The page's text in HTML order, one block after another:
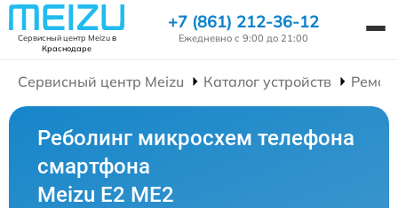
Сервисный центр Meizuв
Краснодаре
+7 (861) 212-36-12
Ежедневно с 9:00 до 21:00
Сервисный центр Meizu Каталог устройств
Реболинг микросхем телефона
смартфона
Meizu E2 ME2